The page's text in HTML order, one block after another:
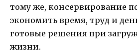
тому же, консервирование
экономить время, труд и
готовые решения при
жизни.